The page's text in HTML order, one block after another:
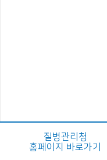
질병관리청
홈페이지 바로가기